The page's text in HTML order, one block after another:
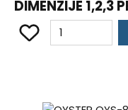
DIMENZIJE 1,2,3